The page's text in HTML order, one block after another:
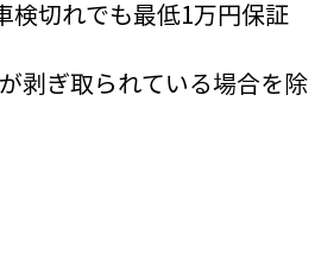
検切れでも最低1万円保証
剥ぎ取られている場合を除